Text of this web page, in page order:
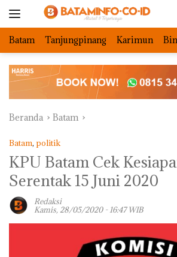
Batam Tanjungpinang Karimun
Beranda Batam
Batam, politik
KPU Batam Cek
Serentak 15 Juni 2020
Redaksi
Kamis, 28/05/2020 - 16:47 WIB